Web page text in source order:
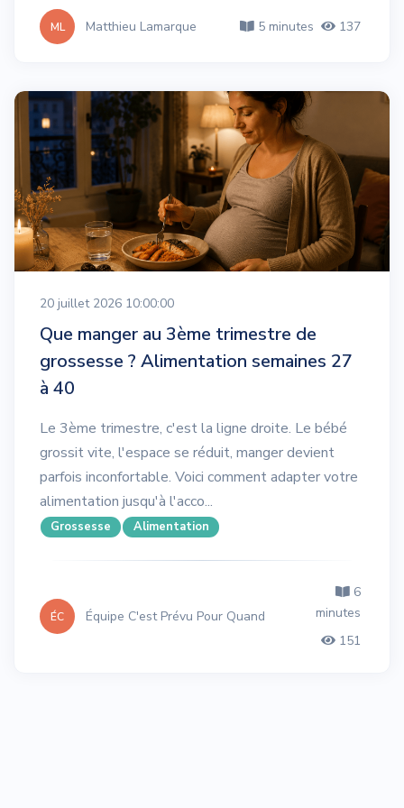
ML Matthieu Lamarque 5 minutes 137
20 juillet 2026 10:00:00
Que manger au 3ème trimestre de
grossesse ? Alimentation semaines 27
à 40
Le 3ème trimestre, c'est la ligne droite. Le bébé
grossit vite, l'espace se réduit, manger devient
parfois inconfortable. Voici comment adapter votre
alimentation jusqu'à l'acco...
Grossesse Alimentation
ÉC Équipe C'est Prévu Pour Quand
6
minutes
151